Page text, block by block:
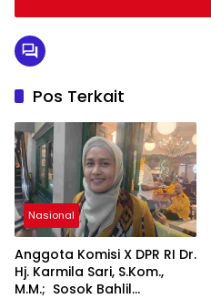
Pos Terkait
Nasional
Anggota Komisi X DPR RI Dr.
Hj. Karmila Sari, S.Kom.,
M.M.; Sosok Bahlil